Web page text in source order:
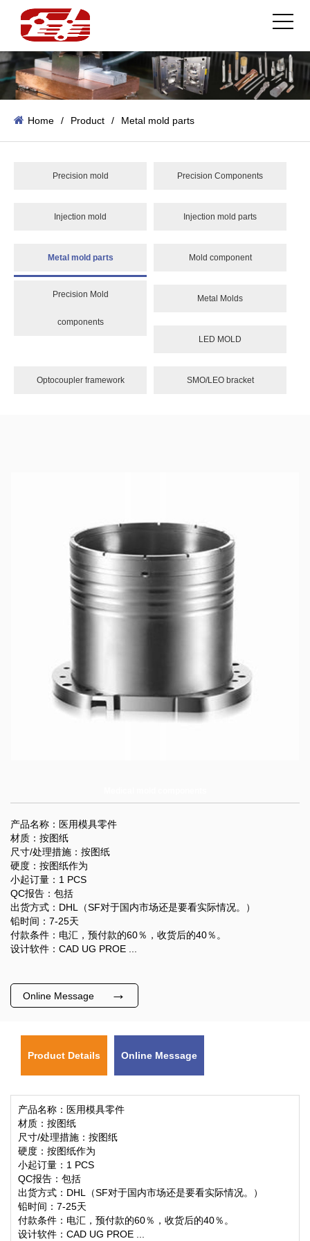
Home / Product / Metal mold parts
Precision mold Precision Components
Injection mold Injection mold parts
Metal mold parts Mold component
Precision Mold
components
Metal Molds
LED MOLD
Optocoupler framework SMO/LEO bracket
产品名称：医用模具零件
材质：按图纸
尺寸/处理措施：按图纸
硬度：按图纸作为
小起订量：1 PCS
QC报告：包括
出货方式：DHL（SF对于国内市场还是要看实际情况。）
铅时间：7-25天
付款条件：电汇，预付款的60％，收货后的40％。
设计软件：CAD UG PROE ...
Online Message →
Product Details Online Message
产品名称：医用模具零件
材质：按图纸
尺寸/处理措施：按图纸
硬度：按图纸作为
小起订量：1 PCS
QC报告：包括
出货方式：DHL（SF对于国内市场还是要看实际情况。）
铅时间：7-25天
付款条件：电汇，预付款的60％，收货后的40％。
设计软件：CAD UG PROE ...